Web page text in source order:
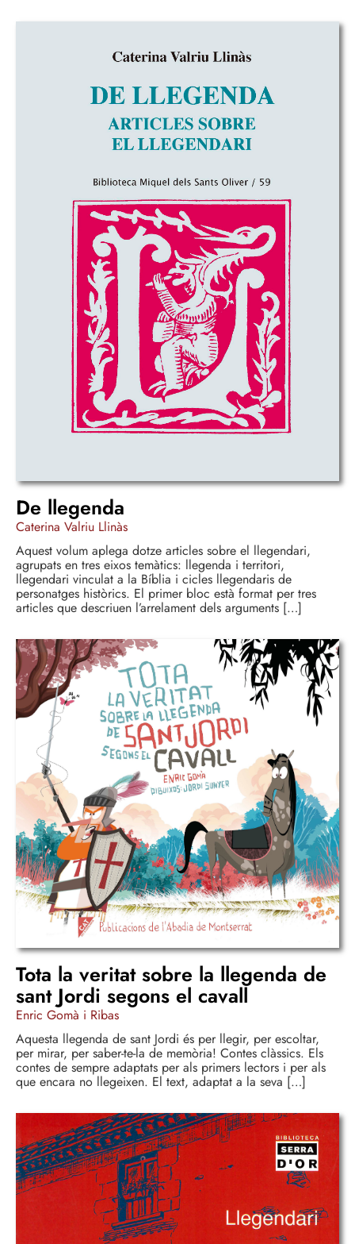
De llegenda
Caterina Valriu Llinàs
Aquest volum aplega dotze articles sobre el llegendari,
agrupats en tres eixos temàtics: llegenda i territori,
llegendari vinculat a la Bíblia i cicles llegendaris de
personatges històrics. El primer bloc està format per tres
articles que descriuen l’arrelament dels arguments […]
Tota la veritat sobre la llegenda de
sant Jordi segons el cavall
Enric Gomà i Ribas
Aquesta llegenda de sant Jordi és per llegir, per escoltar,
per mirar, per saber-te-la de memòria! Contes clàssics. Els
contes de sempre adaptats per als primers lectors i per als
que encara no llegeixen. El text, adaptat a la seva […]